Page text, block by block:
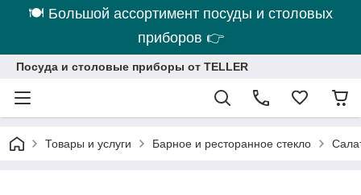
🍽 Большой ассортимент посуды и столовых
приборов 👉
Посуда и столовые приборы от TELLER
Товары и услуги Барное и ресторанное стекло